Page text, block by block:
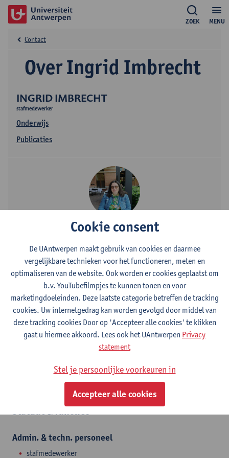
MENU
ZOEK
INGRID IMBRECHT
stafmedewerker
Onderwijs
Publicaties
Over Ingrid Imbrecht
Contact
Stadscampus
Toon e-mailadres
+3232654967
Venusstraat 35
2000 Antwerpen, BEL
Antwerp School of Education
Statuut & functies
Admin. & techn. personeel
stafmedewerker
Cookie consent
De UAntwerpen maakt gebruik van cookies en daarmee
vergelijkbare technieken voor het functioneren, meten en
optimaliseren van de website. Ook worden er cookies geplaatst om
b.v. YouTubefilmpjes te kunnen tonen en voor
marketingdoeleinden. Deze laatste categorie betreffen de tracking
cookies. Uw internetgedrag kan worden gevolgd door middel van
deze tracking cookies Door op 'Accepteer alle cookies' te klikken
gaat u hiermee akkoord. Lees ook het UAntwerpen Privacy
statement
Stel je persoonlijke voorkeuren in
Accepteer alle cookies